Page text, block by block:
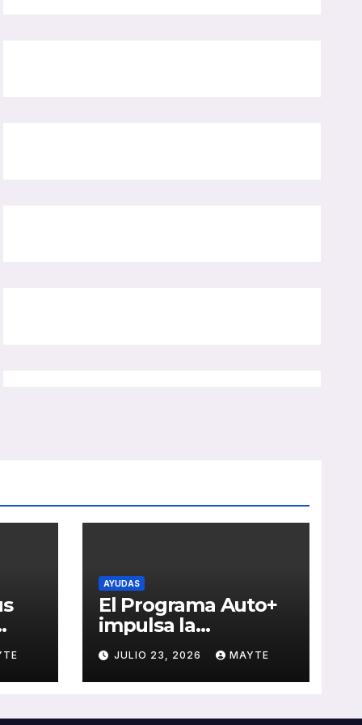
AYUDAS
El Programa Auto+
impulsa la
renovación de flotas
con ayudas a
vehículos eléctricos
JULIO 23, 2026 MAYTE